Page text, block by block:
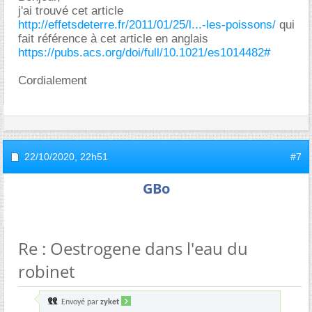
j'ai trouvé cet article
http://effetsdeterre.fr/2011/01/25/l...-les-poissons/ qui
fait référence à cet article en anglais
https://pubs.acs.org/doi/full/10.1021/es1014482#
Cordialement
22/10/2020, 22h51 #7
GBo
Re : Oestrogene dans l'eau du
robinet
Envoyé par zyket